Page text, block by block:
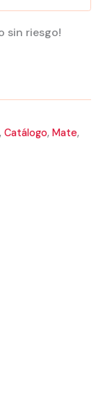
sin riesgo!
, Catálogo, Mate,